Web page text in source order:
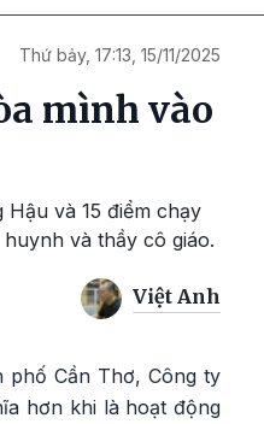
Thứ bảy, 17:13, 15/11/2025
mình vào
Hậu và 15 điểm chạy
và thầy cô giáo.
Việt Anh
phố Cần Thơ, Công ty
hơn khi là hoạt động